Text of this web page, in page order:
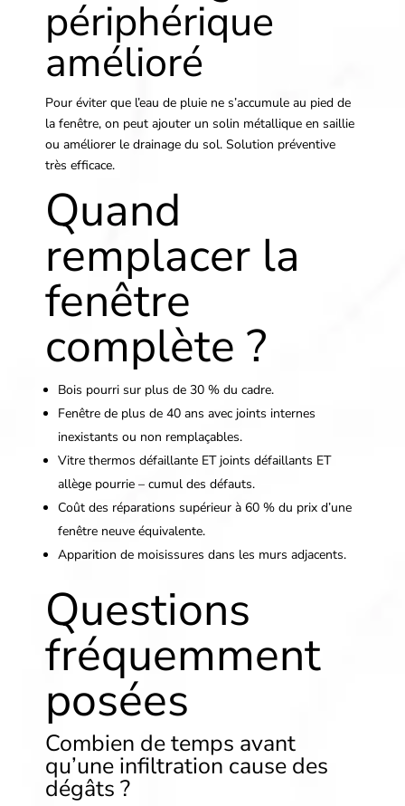
périphérique
amélioré
Pour éviter que l’eau de pluie ne s’accumule au pied de
la fenêtre, on peut ajouter un solin métallique en saillie
ou améliorer le drainage du sol. Solution préventive
très efficace.
Quand
remplacer la
fenêtre
complète ?
Bois pourri sur plus de 30 % du cadre.
Fenêtre de plus de 40 ans avec joints internes
inexistants ou non remplaçables.
Vitre thermos défaillante ET joints défaillants ET
allège pourrie – cumul des défauts.
Coût des réparations supérieur à 60 % du prix d’une
fenêtre neuve équivalente.
Apparition de moisissures dans les murs adjacents.
Questions
fréquemment
posées
Combien de temps avant
qu’une infiltration cause des
dégâts ?